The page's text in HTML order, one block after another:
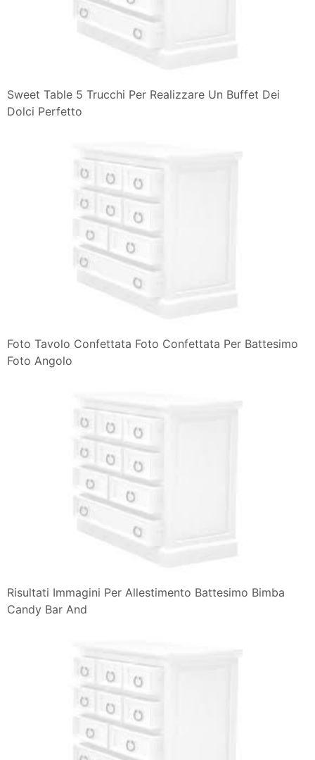
Sweet Table 5 Trucchi Per Realizzare Un Buffet Dei
Dolci Perfetto
Foto Tavolo Confettata Foto Confettata Per Battesimo
Foto Angolo
Risultati Immagini Per Allestimento Battesimo Bimba
Candy Bar And